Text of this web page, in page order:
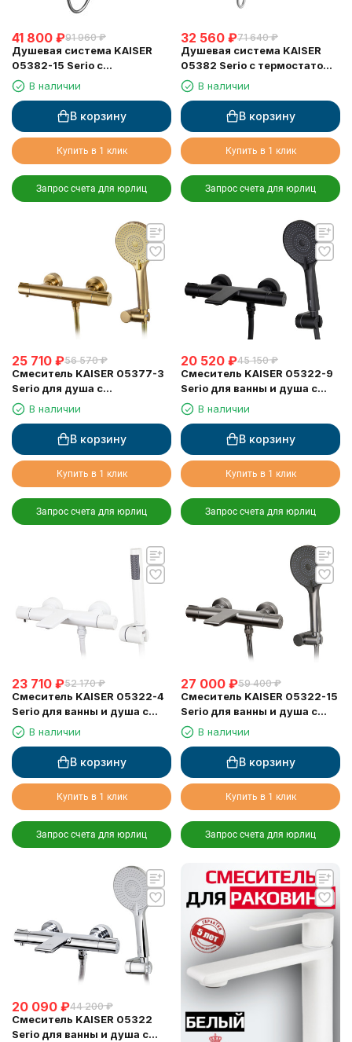
41 800 ₽91 960 ₽
Душевая система KAISER
05382-15 Serio с
термостатом 6282
В наличии
В корзину
Купить в 1 клик
Запрос счета для юрлиц
32 560 ₽71 640 ₽
Душевая система KAISER
05382 Serio с термостатом
6282В наличии
В корзину
Купить в 1 клик
Запрос счета для юрлиц
25 710 ₽56 570 ₽
Смеситель KAISER 05377-3
Serio для душа с
термостатом
В наличии
В корзину
Купить в 1 клик
Запрос счета для юрлиц
20 520 ₽45 150 ₽
Смеситель KAISER 05322-9
Serio для ванны и душа с
термостатом
В наличии
В корзину
Купить в 1 клик
Запрос счета для юрлиц
23 710 ₽52 170 ₽
Смеситель KAISER 05322-4
Serio для ванны и душа с
термостатом
В наличии
В корзину
Купить в 1 клик
Запрос счета для юрлиц
27 000 ₽59 400 ₽
Смеситель KAISER 05322-15
Serio для ванны и душа с
термостатом
В наличии
В корзину
Купить в 1 клик
Запрос счета для юрлиц
20 090 ₽44 200 ₽
Смеситель KAISER 05322
Serio для ванны и душа с